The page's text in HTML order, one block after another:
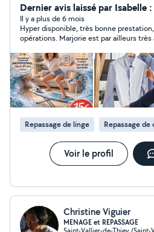
travail rapide et soigné, effectué
professionnel. Je récupère votre linge à votre domicile
ou à votre lieu de travail et vous
quelques jours. (Possibilité de laver couettes et
couvertures, pressing,...) 15/heure j'accepte volontiers
les Cesu ou peux éditer des factures Forfait
pliage (Rendu prêt à mettre dans l'armoire) 5kgs 19 7kgs
21 10kgs 25,50 18kgs 30,50 SECTEURS : La Colle-sur-
Loup, Saint-Paul-de-Vence,
Villeneuve-Loubet, Saint Laurent Du Var LA
CANNES PAR RN7 : Villeneuve
Vallauris, Juan Les Pins, Golfe
Palm Beach Marjorie
Dernier avis laissé par Isabelle
Il y a plus de 6 mois
Hyper disponible, très bonne
opérations. Marjorie est par ailleurs très
vivement.
Repassage de linge Repassage
Voir le profil
Christine Viguier
MENAGE et REPASSAGE